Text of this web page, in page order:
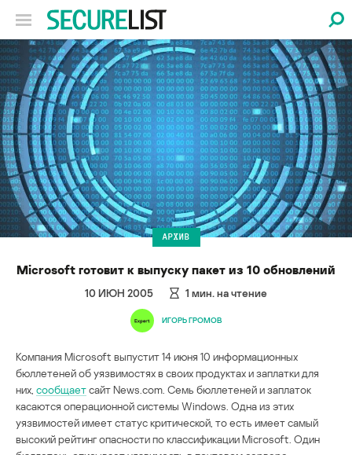
АРХИВ
Microsoft готовит к выпуску пакет из 10 обновлений
10 ИЮН 2005 1 мин. на чтение
ИГОРЬ ГРОМОВ
Компания Microsoft выпустит 14 июня 10 информационных
бюллетеней об уязвимостях в своих продуктах и заплатки для
них, сообщаетсайт News.com. Семь бюллетеней и заплаток
касаются операционной системы Windows. Одна из этих
уязвимостей имеет статус критической, то есть имеет самый
высокий рейтинг опасности по классификации Microsoft. Один